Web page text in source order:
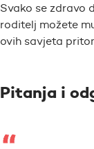
Svako se zdravo
roditelj možete
ovih savjeta
Pitanja i